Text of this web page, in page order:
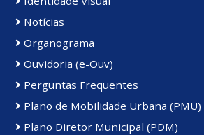
Notícias
Organograma
Ouvidoria (e-Ouv)
Perguntas Frequentes
Plano de Mobilidade Urbana (PMU)
Plano Diretor Municipal (PDM)